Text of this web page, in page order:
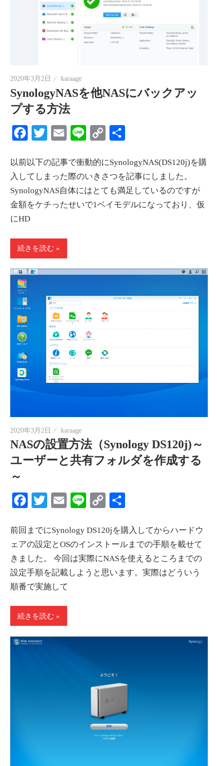
2020年3月2日 karaage
SynologyNASを他NASにバックアッ
プする方法
Facebook
Twitter
EmailLineCopy
以前以下の記事で衝動的にSynologyNAS(DS120j)を購
入してしまった際のいきさつを記事にしました。
SynologyNAS自体にはとても満足しているのですが
金額をケチったせいで1ベイモデルになっており、仮
にHD
続きを読む
2020年3月2日 karaage
NASの設置方法（Synology DS120j)～
ユーザーと共有フォルダを作成する
～
Facebook
Twitter
EmailLineCopy
前回までにSynology DS120jを購入してからハードウ
ェアの設定とOSのインストールまでの手順を載せて
きました。 今回は実際にNASを使えるところまでの
設定手順を記載しようと思います。実際はどういう
順番で実施して
続きを読む